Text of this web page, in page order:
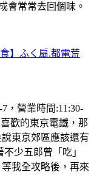
會常常去回個味。
】ふく扇.都電荒
，營業時間:11:30-
歡的東京電鐵，那
東京郊區應該還有
少五郎曾「吃」
我全攻略後，再來